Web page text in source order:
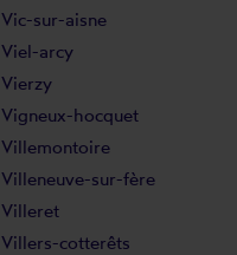
Vic-sur-aisne
Viel-arcy
Vierzy
Vigneux-hocquet
Villemontoire
Villeneuve-sur-fère
Villeret
Villers-cotterêts